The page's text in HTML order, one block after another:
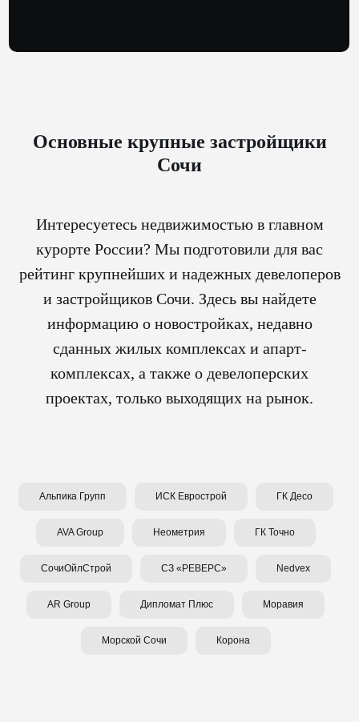
Основные крупные застройщики
Сочи
Интересуетесь недвижимостью в главном
курорте России? Мы подготовили для вас
рейтинг крупнейших и надежных девелоперов
и застройщиков Сочи. Здесь вы найдете
информацию о новостройках, недавно
сданных жилых комплексах и апарт-
комплексах, а также о девелоперских
проектах, только выходящих на рынок.
Альпика Групп ИСК Еврострой ГК Десо
AVA Group Неометрия ГК Точно
СочиОйлСтрой СЗ «РЕВЕРС» Nedvex
AR Group Дипломат Плюс Моравия
Морской Сочи Корона